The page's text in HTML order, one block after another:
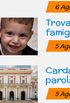
6
5
5